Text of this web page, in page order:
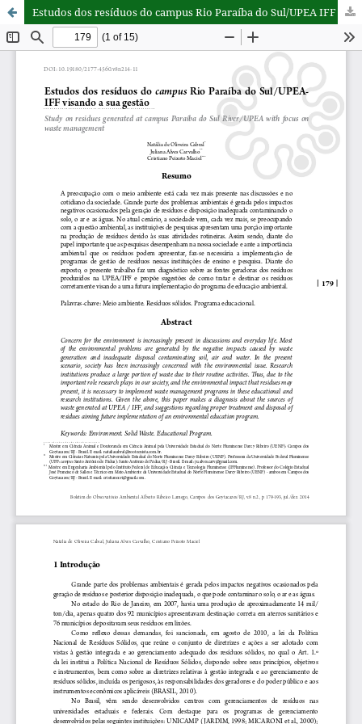
Estudos dos resíduos do campus Rio Paraíba do Sul/UPEA IFF visando a sua gestão